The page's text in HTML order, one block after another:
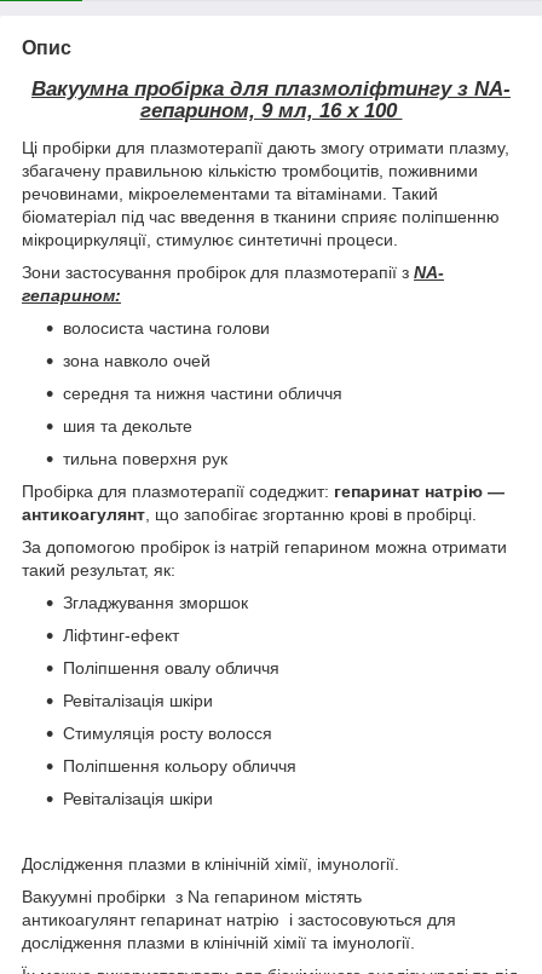
Опис
Вакуумна пробірка для плазмоліфтингу з NA-
гепарином, 9 мл, 16 х 100
Ці пробірки для плазмотерапії дають змогу отримати плазму,
збагачену правильною кількістю тромбоцитів, поживними
речовинами, мікроелементами та вітамінами. Такий
біоматеріал під час введення в тканини сприяє поліпшенню
мікроциркуляції, стимулює синтетичні процеси.
Зони застосування пробірок для плазмотерапії з NA-
гепарином:
волосиста частина голови
зона навколо очей
середня та нижня частини обличчя
шия та декольте
тильна поверхня рук
Пробірка для плазмотерапії содеджит: гепаринат натрію —
антикоагулянт , що запобігає згортанню крові в пробірці.
За допомогою пробірок із натрій гепарином можна отримати
такий результат, як:
Згладжування зморшок
Ліфтинг-ефект
Поліпшення овалу обличчя
Ревіталізація шкіри
Стимуляція росту волосся
Поліпшення кольору обличчя
Ревіталізація шкіри
Дослідження плазми в клінічній хімії, імунології.
Вакуумні пробірки з Na гепарином містять
антикоагулянт гепаринат натрію і застосовуються для
дослідження плазми в клінічній хімії та імунології.